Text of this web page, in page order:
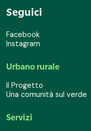
Seguici
Facebook
Instagram
Urbano rurale
Il Progetto
Una comunità sul verde
Servizi